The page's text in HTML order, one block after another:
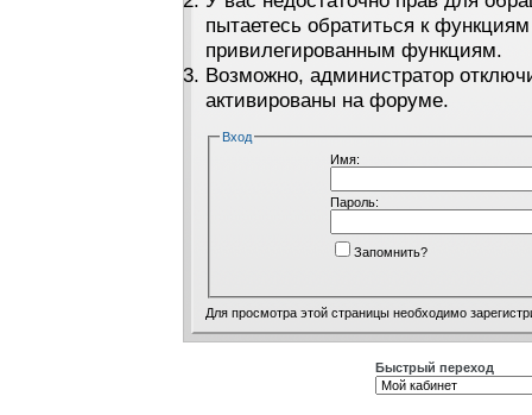
пытаетесь обратиться к
привилегированным функциям.
Возможно, администратор
активированы на форуме.
Вход
Имя:
Пароль:
Запомнить?
Для просмотра этой страницы необходимо
Быстрый переход